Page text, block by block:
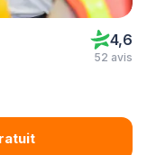
4,6
52 avis